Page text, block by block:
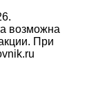
возможна
При